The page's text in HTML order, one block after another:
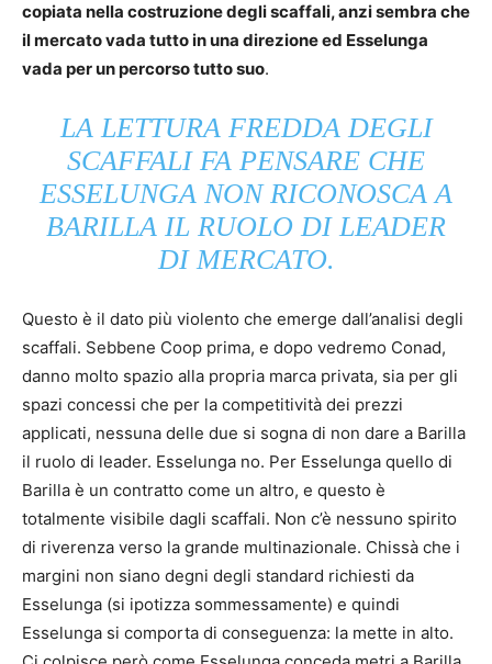
copiata nella costruzione degli scaffali, anzi sembra che
il mercato vada tutto in una direzione ed Esselunga
vada per un percorso tutto suo.
LA LETTURA FREDDA DEGLI
SCAFFALI FA PENSARE CHE
ESSELUNGA NON RICONOSCA A
BARILLA IL RUOLO DI LEADER
DI MERCATO.
Questo è il dato più violento che emerge dall’analisi degli
scaffali. Sebbene Coop prima, e dopo vedremo Conad,
danno molto spazio alla propria marca privata, sia per gli
spazi concessi che per la competitività dei prezzi
applicati, nessuna delle due si sogna di non dare a Barilla
il ruolo di leader. Esselunga no. Per Esselunga quello di
Barilla è un contratto come un altro, e questo è
totalmente visibile dagli scaffali. Non c’è nessuno spirito
di riverenza verso la grande multinazionale. Chissà che i
margini non siano degni degli standard richiesti da
Esselunga (si ipotizza sommessamente) e quindi
Esselunga si comporta di conseguenza: la mette in alto.